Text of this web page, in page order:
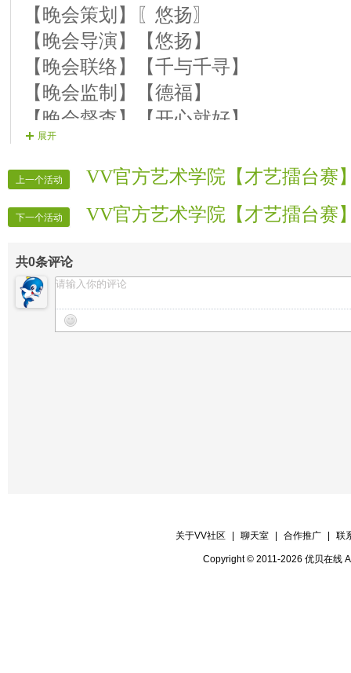
【晚会策划】〖悠扬〗
【晚会导演】【悠扬】
【晚会联络】【千与千寻】
【晚会监制】【德福】
【晚会督查】【开心就好】
【晚会递麦】〖心雨〗
【晚会护麦】〖思雨】
【晚会协调】〖悠扬〗
【晚会广播】〖悠扬〗
【晚会主持】【雪域】〖竹儿〗
【晚会片花】〖欲晓〗〖梦欢〗 〖繁
【晚会迎宾】〖全体管理〗
展开
上一个活动 VV官方艺术学院【才艺擂台赛
下一个活动 VV官方艺术学院【才艺擂台赛
共0条评论
关于VV社区 聊天室 合作推广 联
Copyright © 2011-2026 优贝在线